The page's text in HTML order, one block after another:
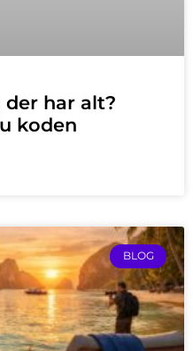
der har alt?
koden
BLOG